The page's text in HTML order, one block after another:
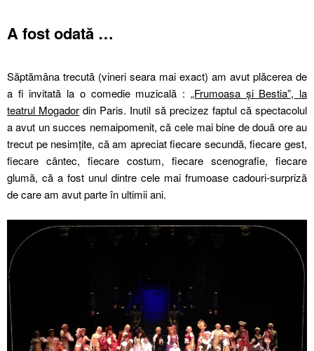
A fost odată …
Săptămâna trecută (vineri seara mai exact) am avut plăcerea de
a fi invitată la o comedie muzicală : „Frumoasa şi Bestia”, la
teatrul Mogador din Paris. Inutil să precizez faptul că spectacolul
a avut un succes nemaipomenit, că cele mai bine de două ore au
trecut pe nesimțite, că am apreciat fiecare secundă, fiecare gest,
fiecare cântec, fiecare costum, fiecare scenografie, fiecare
glumă, că a fost unul dintre cele mai frumoase cadouri-surpriză
de care am avut parte în ultimii ani.